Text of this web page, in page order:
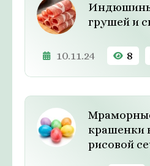
грушей и
10.11.24 8
крашенки
рисовой